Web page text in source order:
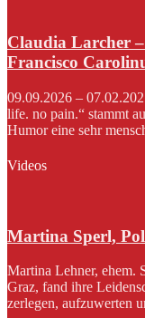
Claudia Larcher
Francisco
09.09.2026 –
life. no pain.“ stammt
Humor eine sehr
Videos
Martina Sperl,
Martina Lehner, ehem.
Graz, fand ihre
zerlegen, aufzuwerten